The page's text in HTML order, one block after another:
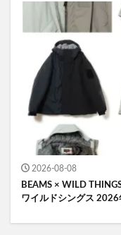
2026-08-08
BEAMS × WILD
ワイルドシングス 2026